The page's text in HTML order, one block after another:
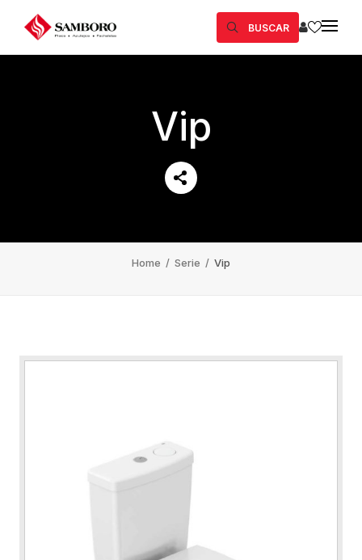
BUSCAR
Vip
Home / Serie / Vip